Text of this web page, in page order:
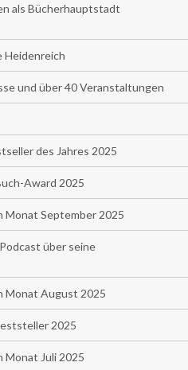
als Bücherhauptstadt
Heidenreich
und über 40 Veranstaltungen
des Jahres 2025
Award 2025
Monat September 2025
über seine
Monat August 2025
2025
Monat Juli 2025